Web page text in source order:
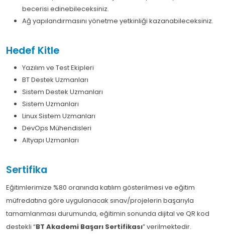
becerisi edinebileceksiniz.
Ağ yapılandırmasını yönetme yetkinliği kazanabileceksiniz.
Hedef Kitle
Yazılım ve Test Ekipleri
BT Destek Uzmanları
Sistem Destek Uzmanları
Sistem Uzmanları
Linux Sistem Uzmanları
DevOps Mühendisleri
Altyapı Uzmanları
Sertifika
Eğitimlerimize %80 oranında katılım gösterilmesi ve eğitim
müfredatına göre uygulanacak sınav/projelerin başarıyla
tamamlanması durumunda, eğitimin sonunda dijital ve QR kod
destekli “BT Akademi Başarı Sertifikası” verilmektedir.